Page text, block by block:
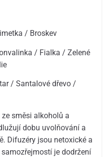
/ Broskev
/ Fialka / Zelené
/ Santalové dřevo /
směsi alkoholů a
dobu uvolňování a
Difuzéry jsou netoxické a
je dodržení